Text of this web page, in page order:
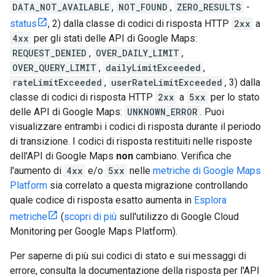
DATA_NOT_AVAILABLE , NOT_FOUND , ZERO_RESULTS -
status
, 2) dalla classe di codici di risposta HTTP 2xx a
4xx per gli stati delle API di Google Maps:
REQUEST_DENIED , OVER_DAILY_LIMIT ,
OVER_QUERY_LIMIT , dailyLimitExceeded ,
rateLimitExceeded , userRateLimitExceeded , 3) dalla
classe di codici di risposta HTTP 2xx a 5xx per lo stato
delle API di Google Maps: UNKNOWN_ERROR . Puoi
visualizzare entrambi i codici di risposta durante il periodo
di transizione. I codici di risposta restituiti nelle risposte
dell'API di Google Maps non cambiano. Verifica che
l'aumento di 4xx e/o 5xx nelle metriche di Google Maps
Platform sia correlato a questa migrazione controllando
quale codice di risposta esatto aumenta in Esplora
metriche
(scopri di più sull'utilizzo di Google Cloud
Monitoring per Google Maps Platform).
Per saperne di più sui codici di stato e sui messaggi di
errore, consulta la documentazione della risposta per l'API